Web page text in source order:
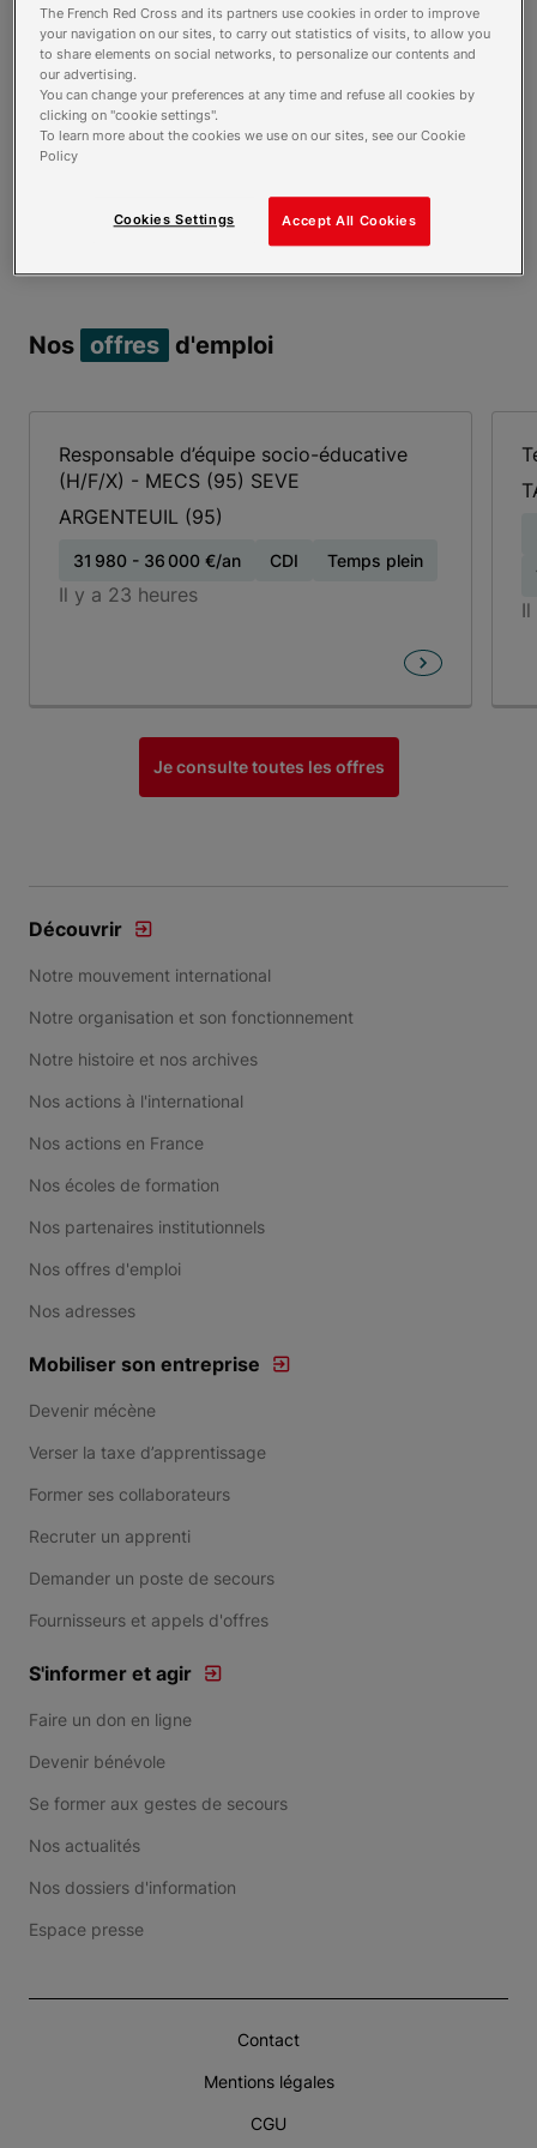
Contact
01 34 18 74 30
Contacter par mail
Horaires
Ouvert aujourd'hui
Nos offres d'emploi
Responsable d’équipe socio-éducative
(H/F/X) - MECS (95) SEVE
ARGENTEUIL (95)
31 980 - 36 000 €/an CDI Temps plein
Il y a 23 heures
Il
Je consulte toutes les offres
Découvrir
Notre mouvement international
Notre organisation et son fonctionnement
Notre histoire et nos archives
Nos actions à l'international
Nos actions en France
Nos écoles de formation
Nos partenaires institutionnels
Nos offres d'emploi
Nos adresses
Mobiliser son entreprise
Devenir mécène
Verser la taxe d’apprentissage
Former ses collaborateurs
Recruter un apprenti
Demander un poste de secours
Fournisseurs et appels d'offres
S'informer et agir
Faire un don en ligne
Devenir bénévole
Se former aux gestes de secours
Nos actualités
Nos dossiers d'information
Espace presse
Contact
Mentions légales
CGU
The French Red Cross and its partners use cookies in order to improve
your navigation on our sites, to carry out statistics of visits, to allow you
to share elements on social networks, to personalize our contents and
our advertising.
You can change your preferences at any time and refuse all cookies by
clicking on "cookie settings".
To learn more about the cookies we use on our sites, see our Cookie
Policy
Accept All Cookies
Cookies Settings